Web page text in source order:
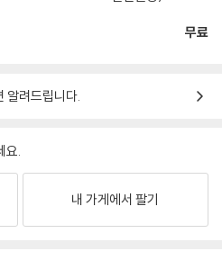
무료
알려드립니다.
요.
내 가게에서 팔기